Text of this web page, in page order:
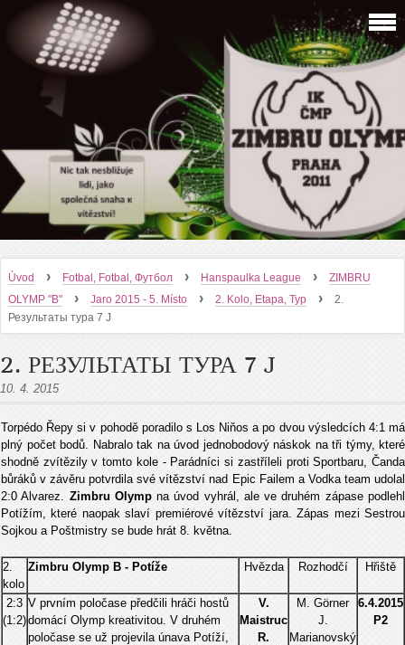
Úvod › Fotbal, Fotbal, Футбол › Hanspaulka League ›
ZIMBRU
OLYMP "B"
› Jaro 2015 - 5. Místo › 2. Kolo, Etapa, Тур ›
2.
Результаты тура 7 J
2. РЕЗУЛЬТАТЫ ТУРА 7 J
10. 4. 2015
Torpédo Řepy si v pohodě poradilo s Los Niňos a po dvou výsledcích 4:1 má
plný počet bodů. Nabralo tak na úvod jednobodový náskok na tři týmy, které
shodně zvítězily v tomto kole - Parádníci si zastříleli proti Sportbaru, Čanda
bůráků v závěru potvrdila své vítězství nad Epic Failem a Vodka team udolal
2:0 Alvarez. Zimbru Olympna úvod vyhrál, ale ve druhém zápase podlehl
Potížím, které naopak slaví premiérové vítězství jara. Zápas mezi Sestrou
Sojkou a Poštmistry se bude hrát 8. května.
2.
kolo
Zimbru Olymp B - Potíže Hvězda Rozhodčí Hřiště
2:3
(1:2)
V prvním poločase předčili hráči hostů
domácí Olymp kreativitou. V druhém
poločase se už projevila únava Potíží,
V.
Maistruc
R.
M. Görner
J.
Marianovský
6.4.2015
P2